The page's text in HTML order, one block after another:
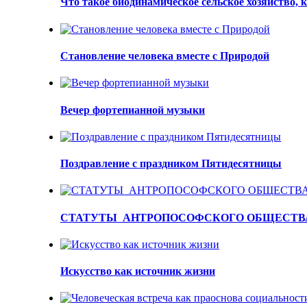
Становление человека вместе с Природой
Вечер фортепианной музыки
Поздравление с праздником Пятидесятницы
СТАТУТЫ АНТРОПОСОФСКОГО
Искусство как источник жизни